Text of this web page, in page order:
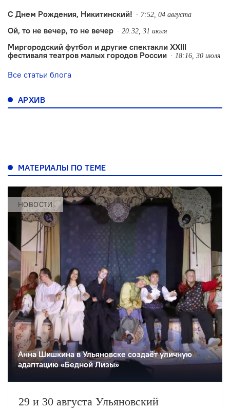
С Днем Рождения, Никитинский! 7:52, 04 августа
Ой, то не вечер, то не вечер 20:32, 31 июля
Миргородский футбол и другие спектакли XXIII
фестиваля театров малых городов России
18:16, 30 июля
Все статьи блога
АРХИВ
МАТЕРИАЛЫ ПО ТЕМЕ
НОВОСТИ
Анна Шишкина в Ульяновске создаëт уличную
адаптацию «Бедной Лизы»
29 и 30 августа Ульяновский